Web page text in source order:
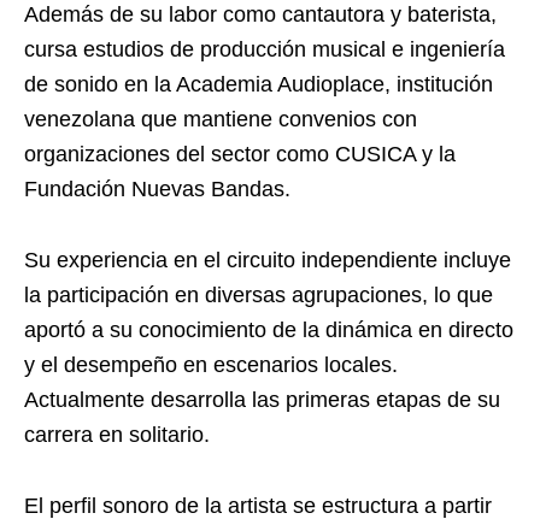
Además de su labor como cantautora y baterista,
cursa estudios de producción musical e ingeniería
de sonido en la Academia Audioplace, institución
venezolana que mantiene convenios con
organizaciones del sector como CUSICA y la
Fundación Nuevas Bandas.
Su experiencia en el circuito independiente incluye
la participación en diversas agrupaciones, lo que
aportó a su conocimiento de la dinámica en directo
y el desempeño en escenarios locales.
Actualmente desarrolla las primeras etapas de su
carrera en solitario.
El perfil sonoro de la artista se estructura a partir